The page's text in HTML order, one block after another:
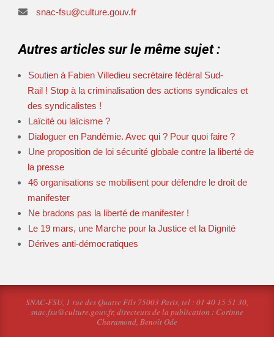
snac-fsu@culture.gouv.fr
Autres articles sur le même sujet :
Soutien à Fabien Villedieu secrétaire fédéral Sud-
Rail ! Stop à la criminalisation des actions syndicales et
des syndicalistes !
Laïcité ou laïcisme ?
Dialoguer en Pandémie. Avec qui ? Pour quoi faire ?
Une proposition de loi sécurité globale contre la liberté de
la presse
46 organisations se mobilisent pour défendre le droit de
manifester
Ne bradons pas la liberté de manifester !
Le 19 mars, une Marche pour la Justice et la Dignité
Dérives anti-démocratiques
SNAC-FSU, 1 rue des Quatre Fils 75003 Paris, tel : 01 40 15 51 30,
snac.fsu@culture.gouv.fr, directeurs de la publication : Corinne
Charamond, Benoît Ode